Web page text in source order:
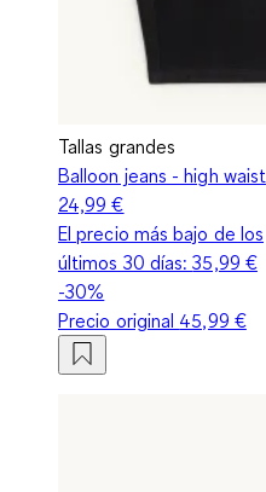
Tallas grandes
Balloon jeans - high waist
24,99 €
El precio más bajo de los
últimos 30 días:35,99 €
-30%
Precio original 45,99 €